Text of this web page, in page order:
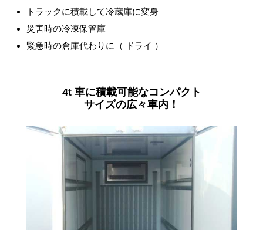
トラックに積載して冷蔵庫に変身
災害時の冷凍保管庫
緊急時の倉庫代わりに（ ドライ ）
4t 車に積載可能なコンパクト
サイズの広々車内！